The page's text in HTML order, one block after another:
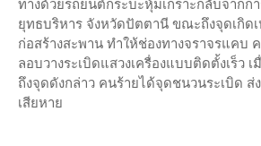
ยุทธบริหาร จังหวัดปัตตานี ขณะถึงจุดเกิด
ก่อสร้างสะพาน ทำให้ช่องทางจราจรแคบ
ลอบวางระเบิดแสวงเครื่องแบบติดตั้งเร็ว
ถึงจุดดังกล่าว คนร้ายได้จุดชนวนระเบิด
เสียหาย